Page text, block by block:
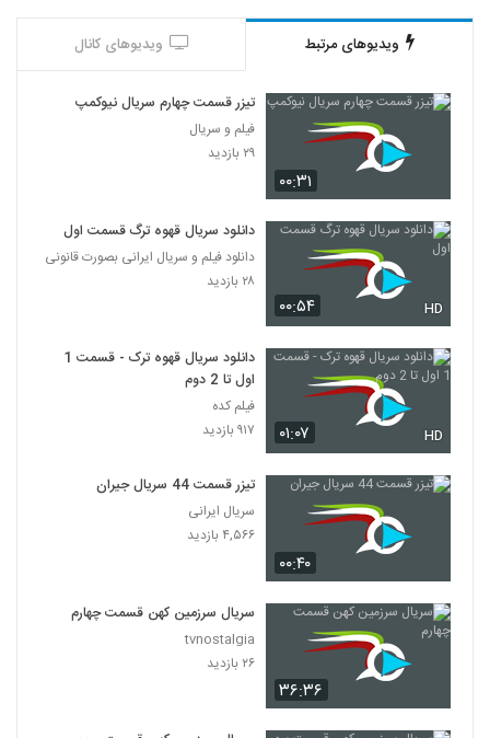
ویدیوهای مرتبط ویدیوهای کانال
۰۰:۳۱
تیزر قسمت چهارم سریال نیوکمپ
فیلم و سریال
۲۹ بازدید
۰۰:۵۴ HD
دانلود سریال قهوه ترگ قسمت اول
دانلود فیلم و سریال ایرانی بصورت قانونی
۲۸ بازدید
۰۱:۰۷ HD
دانلود سریال قهوه ترک - قسمت 1
اول تا 2 دوم
فیلم کده
۹۱۷ بازدید
۰۰:۴۰
تیزر قسمت 44 سریال جیران
سریال ایرانی
۴,۵۶۶ بازدید
۳۶:۳۶
سریال سرزمین کهن قسمت چهارم
tvnostalgia
۲۶ بازدید